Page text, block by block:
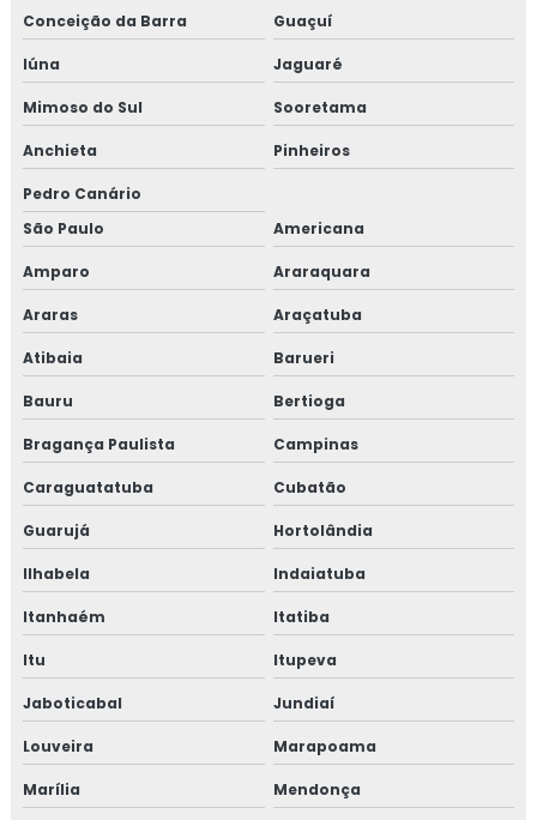
Conceição da Barra Guaçuí
Iúna Jaguaré
Mimoso do Sul Sooretama
Anchieta Pinheiros
Pedro Canário
São Paulo
Americana
Amparo Araraquara
Araras Araçatuba
Atibaia Barueri
Bauru Bertioga
Bragança Paulista Campinas
Caraguatatuba Cubatão
Guarujá Hortolândia
Ilhabela Indaiatuba
Itanhaém Itatiba
Itu Itupeva
Jaboticabal Jundiaí
Louveira Marapoama
Marília Mendonça